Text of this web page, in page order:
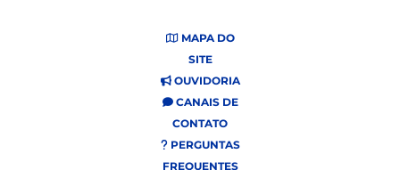
MAPA DO
SITE
OUVIDORIA
CANAIS DE
CONTATO
PERGUNTAS
FREQUENTES